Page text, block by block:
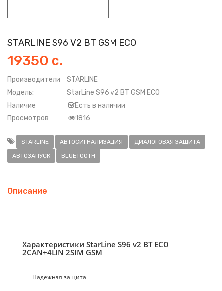
STARLINE S96 V2 BT GSM ECO
19350 с.
Производители
STARLINE
Модель:
StarLine S96 v2 BT GSM ECO
Наличие
Есть в наличии
Просмотров
1816
STARLINE АВТОСИГНАЛИЗАЦИЯ
ДИАЛОГОВАЯ ЗАЩИТА
АВТОЗАПУСК
BLUETOOTH
Описание
Характеристики StarLine S96 v2 BT ECO
2CAN+4LIN 2SIM GSM
Надежная защита